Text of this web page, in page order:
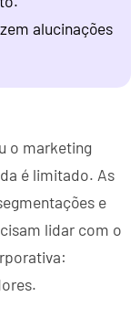
alucinações
o marketing
é limitado. As
e
lidar com o